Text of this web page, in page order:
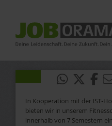
In Kooperation mit der IST-
bieten wir in unserem
innerhalb von 7 Semestern